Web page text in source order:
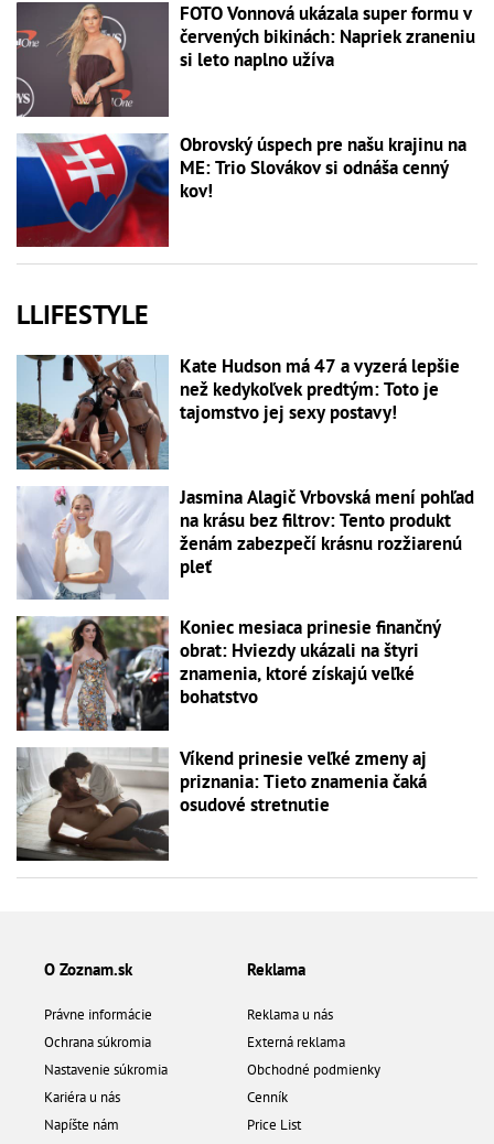
FOTO Vonnová ukázala super formu v
červených bikinách: Napriek zraneniu
si leto naplno užíva
Obrovský úspech pre našu krajinu na
ME: Trio Slovákov si odnáša cenný
kov!
LLIFESTYLE
Kate Hudson má 47 a vyzerá lepšie
než kedykoľvek predtým: Toto je
tajomstvo jej sexy postavy!
Jasmina Alagič Vrbovská mení pohľad
na krásu bez filtrov: Tento produkt
ženám zabezpečí krásnu rozžiarenú
pleť
Koniec mesiaca prinesie finančný
obrat: Hviezdy ukázali na štyri
znamenia, ktoré získajú veľké
bohatstvo
Víkend prinesie veľké zmeny aj
priznania: Tieto znamenia čaká
osudové stretnutie
O Zoznam.sk
Právne informácie
Ochrana súkromia
Nastavenie súkromia
Kariéra u nás
Napíšte nám
Reklama
Reklama u nás
Externá reklama
Obchodné podmienky
Cenník
Price List